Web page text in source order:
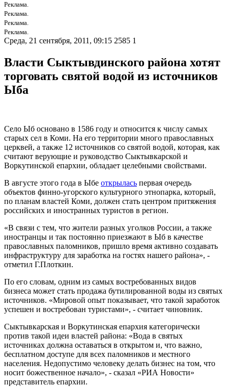
Реклама.
Реклама.
Реклама.
Реклама.
Среда, 21 сентября, 2011, 09:15 2585 1
Власти Сыктывдинского района хотят
торговать святой водой из источников
Ыба
Село Ыб основано в 1586 году и относится к числу самых
старых сел в Коми. На его территории много православных
церквей, а также 12 источников со святой водой, которая, как
считают верующие и руководство Сыктывкарской и
Воркутинской епархии, обладает целебными свойствами.
В августе этого года в Ыбе открылась первая очередь
объектов финно-угорского культурного этнопарка, который,
по планам властей Коми, должен стать центром притяжения
российских и иностранных туристов в регион.
«В связи с тем, что жители разных уголков России, а также
иностранцы и так постоянно приезжают в Ыб в качестве
православных паломников, пришло время активно создавать
инфраструктуру для заработка на гостях нашего района», -
отметил Г.Плоткин.
По его словам, одним из самых востребованных видов
бизнеса может стать продажа бутилированной воды из святых
источников. «Мировой опыт показывает, что такой заработок
успешен и востребован туристами», - считает чиновник.
Сыктывкарская и Воркутинская епархия категорически
против такой идеи властей района: «Вода в святых
источниках должна оставаться в открытом и, что важно,
бесплатном доступе для всех паломников и местного
населения. Недопустимо человеку делать бизнес на том, что
носит божественное начало», - сказал «РИА Новости»
представитель епархии.